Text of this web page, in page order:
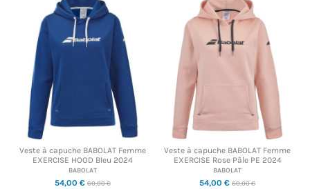
Veste à capuche BABOLAT Femme
EXERCISE HOOD Bleu 2024
BABOLAT
54,00 € 60,00 €
Veste à capuche BABOLAT Femme
EXERCISE Rose Pâle PE 2024
BABOLAT
54,00 € 60,00 €